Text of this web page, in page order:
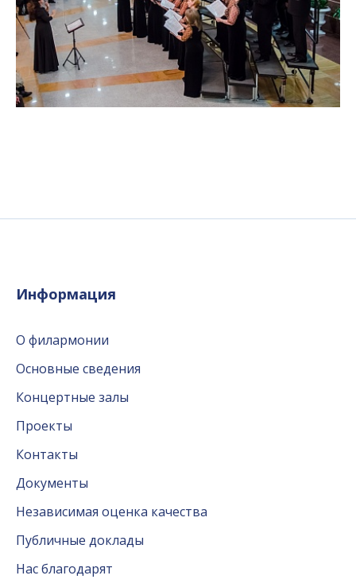
Информация
О филармонии
Основные сведения
Концертные залы
Проекты
Контакты
Документы
Независимая оценка качества
Публичные доклады
Нас благодарят